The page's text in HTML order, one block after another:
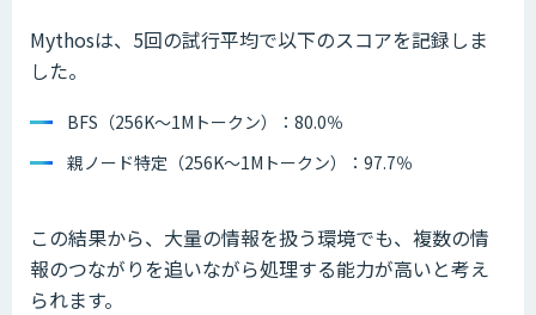
Mythosは、5回の試行平均で以下のスコアを記録しま
した。
BFS（256K〜1Mトークン）：80.0％
親ノード特定（256K〜1Mトークン）：97.7％
この結果から、大量の情報を扱う環境でも、複数の情
報のつながりを追いながら処理する能力が高いと考え
られます。